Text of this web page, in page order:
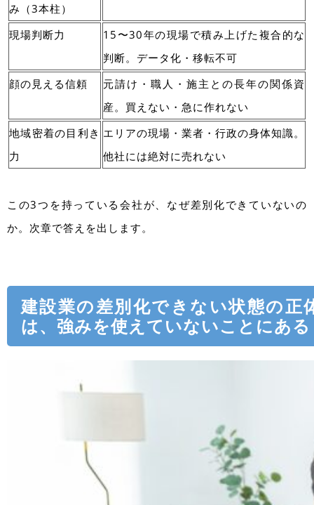
み（3本柱）
現場判断力
15〜30年の現場で積み上げた複合的な
判断。データ化・移転不可
顔の見える信頼
元請け・職人・施主との長年の関係資
産。買えない・急に作れない
地域密着の目利き
力
エリアの現場・業者・行政の身体知識。
他社には絶対に売れない
この3つを持っている会社が、なぜ差別化できていないの
か。次章で答えを出します。
建設業の差別化できない状態の正
は、強みを使えていないことにある